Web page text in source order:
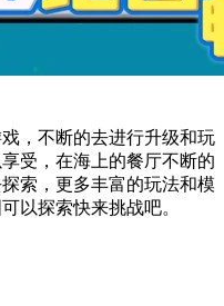
，不断的去进行升级和玩
受，在海上的餐厅不断的
索，更多丰富的玩法和模
以探索快来挑战吧。